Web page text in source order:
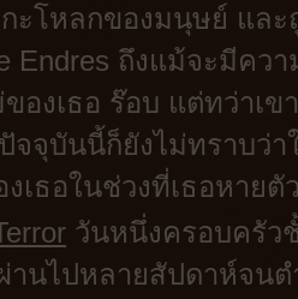
ะโหลกของมนุษย์ และ
Endres ถึงแม้จะมีค
องเธอ ร๊อบ แต่ทว่าเ
จจุบันนี้ก็ยังไม่ทราบว่า
เธอในช่วงที่เธอหายตั
วันหนึ่งครอบครัว
านไปหลายสัปดาห์จน